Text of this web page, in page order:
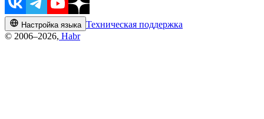
Настройка языка Техническая поддержка
© 2006–2026, Habr